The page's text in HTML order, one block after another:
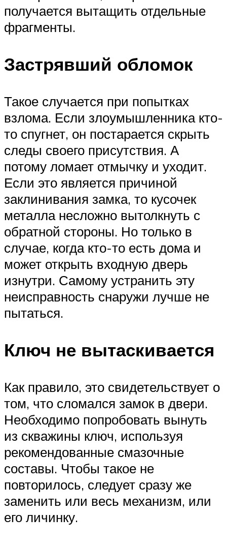
получается вытащить отдельные
фрагменты.
Застрявший обломок
Такое случается при попытках
взлома. Если злоумышленника кто-
то спугнет, он постарается скрыть
следы своего присутствия. А
потому ломает отмычку и уходит.
Если это является причиной
заклинивания замка, то кусочек
металла несложно вытолкнуть с
обратной стороны. Но только в
случае, когда кто-то есть дома и
может открыть входную дверь
изнутри. Самому устранить эту
неисправность снаружи лучше не
пытаться.
Ключ не вытаскивается
Как правило, это свидетельствует о
том, что сломался замок в двери.
Необходимо попробовать вынуть
из скважины ключ, используя
рекомендованные смазочные
составы. Чтобы такое не
повторилось, следует сразу же
заменить или весь механизм, или
его личинку.